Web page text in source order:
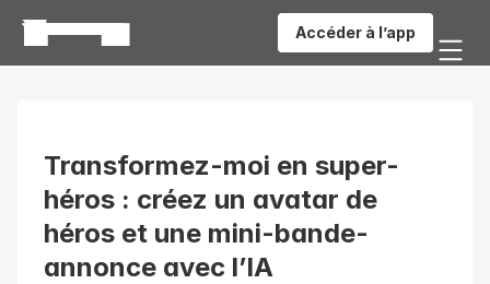
Accéder à l’app
Transformez-moi en super-
héros : créez un avatar de
héros et une mini-bande-
annonce avec l’IA